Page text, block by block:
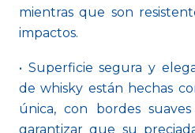
mientras que son
impactos.
• Superficie segura y
de whisky están hechas
única, con bordes
garantizar que su